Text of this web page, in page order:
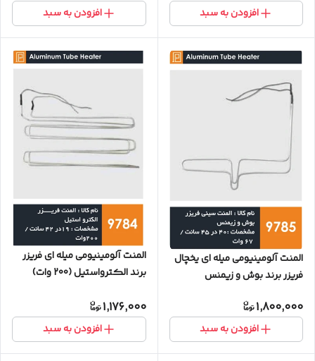
افزودن به سبد افزودن به سبد
المنت آلومینیومی میله ای یخچال
فریزر برند بوش و زیمنس
1,800,000
افزودن به سبد
المنت آلومینیومی میله ای فریزر
برند الکترواستیل (200 وات)
1,176,000
افزودن به سبد